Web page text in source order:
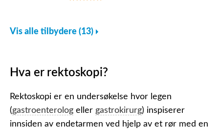
Vis alle tilbydere (13)
Hva er rektoskopi?
Rektoskopi er en undersøkelse hvor legen
(gastroenterolog eller gastrokirurg) inspiserer
innsiden av endetarmen ved hjelp av et rør med en